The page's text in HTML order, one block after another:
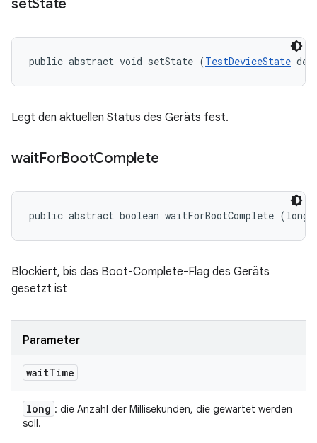
setState
public abstract void setState (TestDeviceState
Legt den aktuellen Status des Geräts fest.
waitForBootComplete
public abstract boolean waitForBootComplete (long
Blockiert, bis das Boot-Complete-Flag des Geräts
gesetzt ist
Parameter
waitTime
long : die Anzahl der Millisekunden, die gewartet werden
soll.